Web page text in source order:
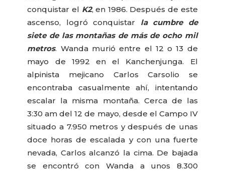
conquistar el K2, en 1986. Después de este
ascenso, logró conquistar la cumbre de
siete de las montañas de más de ocho mil
metros. Wanda murió entre el 12 o 13 de
mayo de 1992 en el Kanchenjunga. El
alpinista mejicano Carlos Carsolio se
encontraba casualmente ahí, intentando
escalar la misma montaña. Cerca de las
3:30 am del 12 de mayo, desde el Campo IV
situado a 7.950 metros y después de unas
doce horas de escalada y con una fuerte
nevada, Carlos alcanzó la cima. De bajada
se encontró con Wanda a unos 8.300